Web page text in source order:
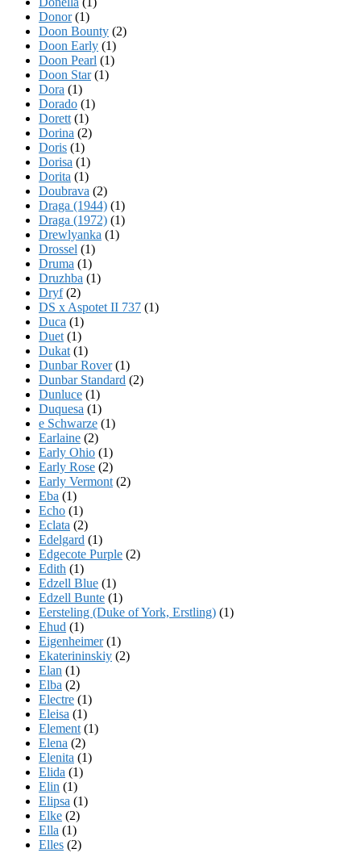
Donor(1)
Doon Bounty (2)
Doon Early (1)
Doon Pearl (1)
Doon Star(1)
Dora (1)
Dorado (1)
Dorett (1)
Dorina (2)
Doris (1)
Dorisa (1)
Dorita (1)
Doubrava (2)
Draga (1944) (1)
Draga (1972) (1)
Drewlyanka (1)
Drossel (1)
Druma (1)
Druzhba (1)
Dryf(2)
DS x Aspotet II 737 (1)
Duca (1)
Duet (1)
Dukat (1)
Dunbar Rover(1)
Dunbar Standard (2)
Dunluce (1)
Duquesa (1)
e Schwarze (1)
Earlaine (2)
Early Ohio (1)
Early Rose (2)
Early Vermont (2)
Eba (1)
Echo (1)
Eclata (2)
Edelgard (1)
Edgecote Purple (2)
Edith (1)
Edzell Blue (1)
Edzell Bunte (1)
Eersteling (Duke of York, Erstling) (1)
Ehud (1)
Eigenheimer(1)
Ekaterininskiy (2)
Elan (1)
Elba (2)
Electre (1)
Eleisa (1)
Element (1)
Elena (2)
Elenita (1)
Elida (1)
Elin (1)
Elipsa (1)
Elke (2)
Ella (1)
Elles (2)